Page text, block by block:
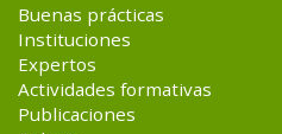
Buenas prácticas
Instituciones
Expertos
Actividades formativas
Publicaciones